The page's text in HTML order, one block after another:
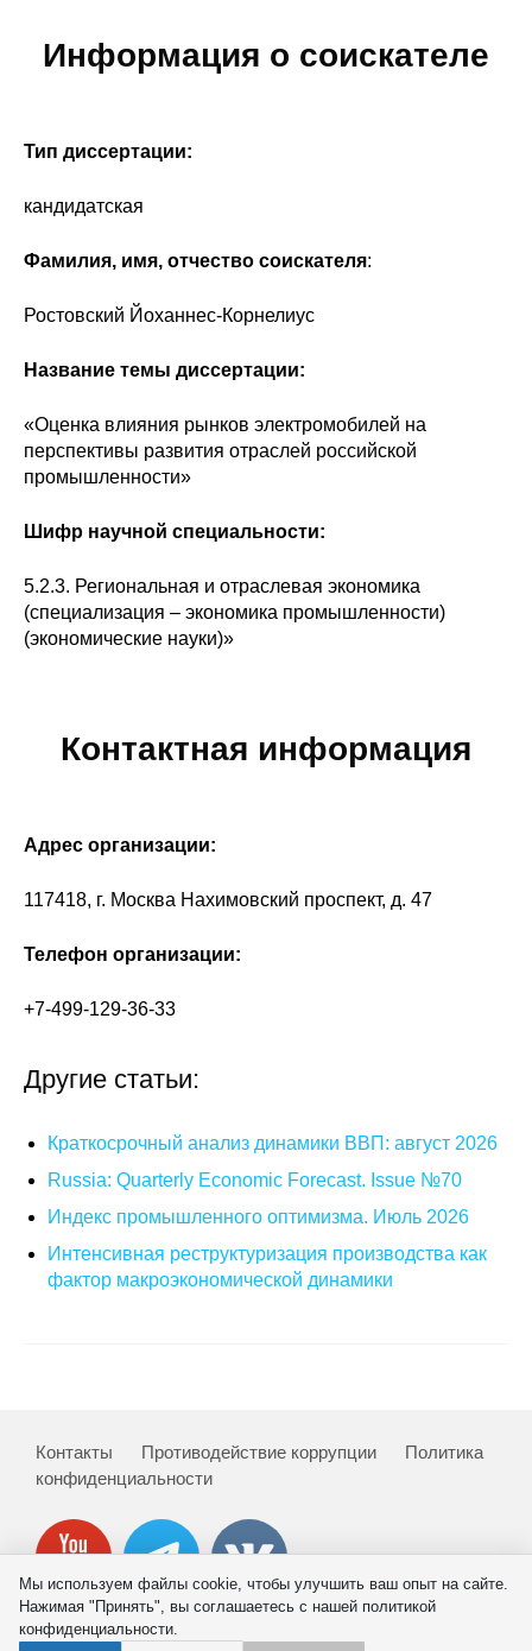
Общие требования
Inforum
Ученый совет
О совете
Квартальный прогноз
Оценка индекса промышленного
Мониторинга
Кафедра МФТИ
Кафедра МАДИ
Аспирантура
Обучение
Диссертационный совет
О совете
Информация о соискателе
Тип диссертации:
кандидатская
Фамилия, имя, отчество соискателя:
Ростовский Йоханнес-Корнелиус
Название темы диссертации:
«Оценка влияния рынков электромобилей на
перспективы развития отраслей российской
промышленности»
Шифр научной специальности:
5.2.3. Региональная и отраслевая экономика
(специализация – экономика промышленности)
(экономические науки)»
Контактная информация
Адрес организации:
117418, г. Москва Нахимовский проспект, д. 47
Телефон организации:
+7-499-129-36-33
Другие статьи:
Краткосрочный анализ динамики ВВП: август 2026
Russia: Quarterly Economic Forecast. Issue №70
Индекс промышленного оптимизма. Июль 2026
Интенсивная реструктуризация производства как
фактор макроэкономической динамики
Контакты Противодействие коррупции
Политика
конфиденциальности
Мы используем файлы cookie, чтобы улучшить ваш опыт на сайте.
Нажимая "Принять", вы соглашаетесь с нашей политикой
конфиденциальности.